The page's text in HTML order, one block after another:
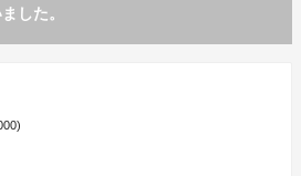
した。